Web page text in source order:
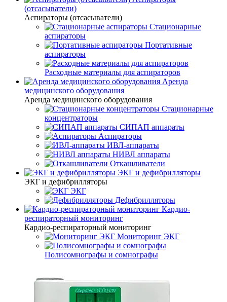
(отсасыватели)
Аспираторы (отсасыватели)
Стационарные
аспираторы
Портативные
аспираторы
Расходные материалы для аспираторов
Аренда
медицинского оборудования
Аренда медицинского оборудования
Стационарные
концентраторы
СИПАП аппараты
Аспираторы
ИВЛ-аппараты
НИВЛ аппараты
Откашливатели
ЭКГ и дефибрилляторы
ЭКГ и дефибрилляторы
ЭКГ
Дефибрилляторы
Кардио-
респираторный мониторинг
Кардио-респираторный мониторинг
Мониторинг ЭКГ
Полисомнографы и сомнографы